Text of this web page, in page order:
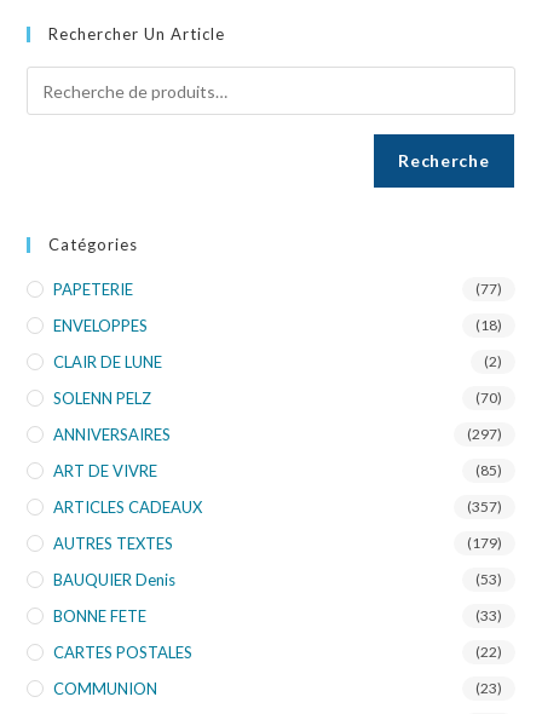
Rechercher Un Article
Recherche
Catégories
PAPETERIE (77)
ENVELOPPES (18)
CLAIR DE LUNE (2)
SOLENN PELZ (70)
ANNIVERSAIRES (297)
ART DE VIVRE (85)
ARTICLES CADEAUX (357)
AUTRES TEXTES (179)
BAUQUIER Denis (53)
BONNE FETE (33)
CARTES POSTALES (22)
COMMUNION (23)